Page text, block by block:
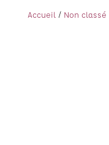
Accueil / Non classé